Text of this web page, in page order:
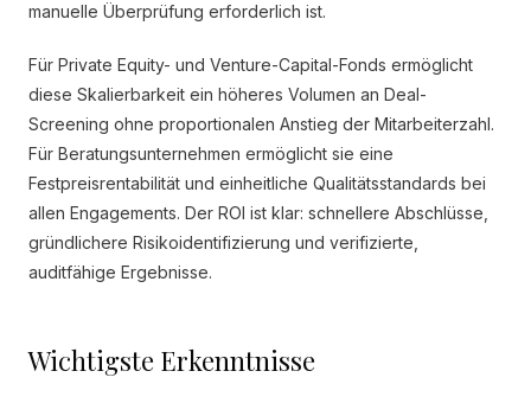
manuelle Überprüfung erforderlich ist.
Für Private Equity- und Venture-Capital-Fonds ermöglicht
diese Skalierbarkeit ein höheres Volumen an Deal-
Screening ohne proportionalen Anstieg der Mitarbeiterzahl.
Für Beratungsunternehmen ermöglicht sie eine
Festpreisrentabilität und einheitliche Qualitätsstandards bei
allen Engagements. Der ROI ist klar: schnellere Abschlüsse,
gründlichere Risikoidentifizierung und verifizierte,
auditfähige Ergebnisse.
Wichtigste Erkenntnisse